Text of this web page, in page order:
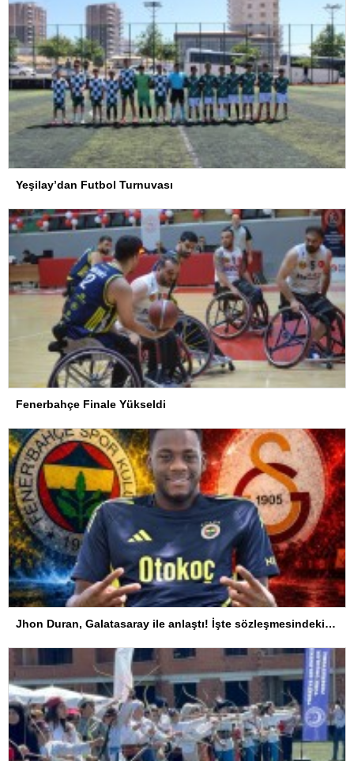
Yeşilay’dan Futbol Turnuvası
Fenerbahçe Finale Yükseldi
Jhon Duran, Galatasaray ile anlaştı! İşte sözleşmesindeki özel madde